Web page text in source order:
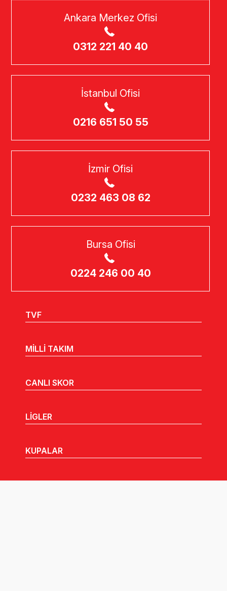
Ankara Merkez Ofisi
0312 221 40 40
İstanbul Ofisi
0216 651 50 55
İzmir Ofisi
0232 463 08 62
Bursa Ofisi
0224 246 00 40
TVF
MİLLİ TAKIM
CANLI SKOR
LİGLER
KUPALAR